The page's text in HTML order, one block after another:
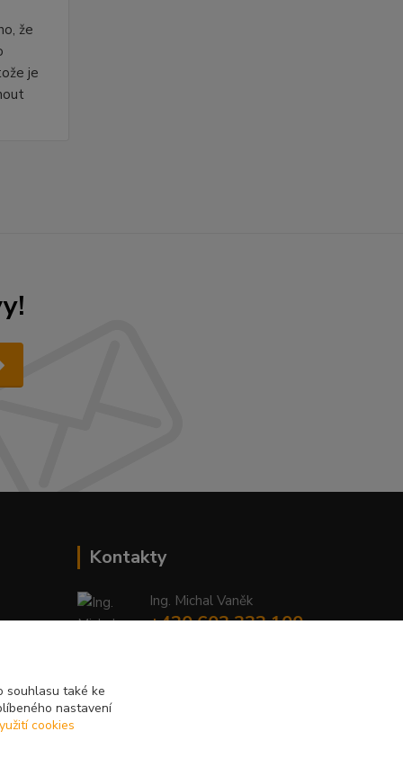
že
je
Kontakty
Ing. Michal Vaněk
+420 603 332 100
souhlasu také ke
nastavení
cookies